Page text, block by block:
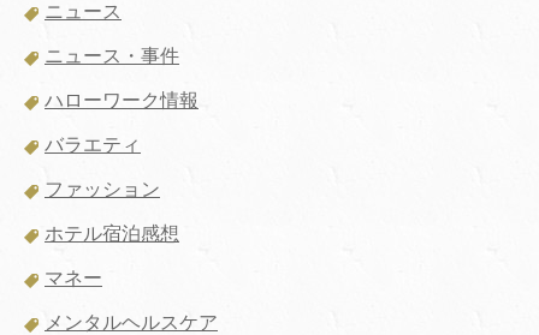
ニュース
ニュース・事件
ハローワーク情報
バラエティ
ファッション
ホテル宿泊感想
マネー
メンタルヘルスケア